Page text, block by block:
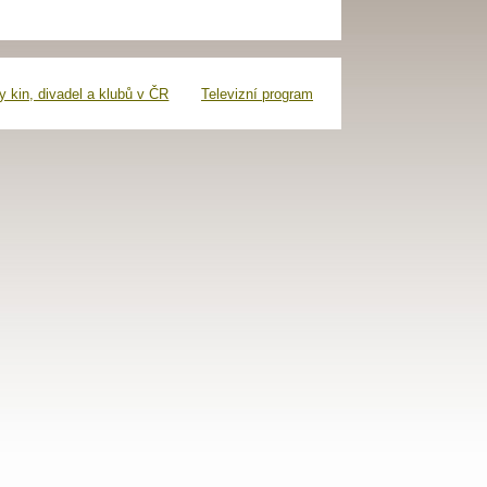
kin, divadel a klubů v ČR Televizní program